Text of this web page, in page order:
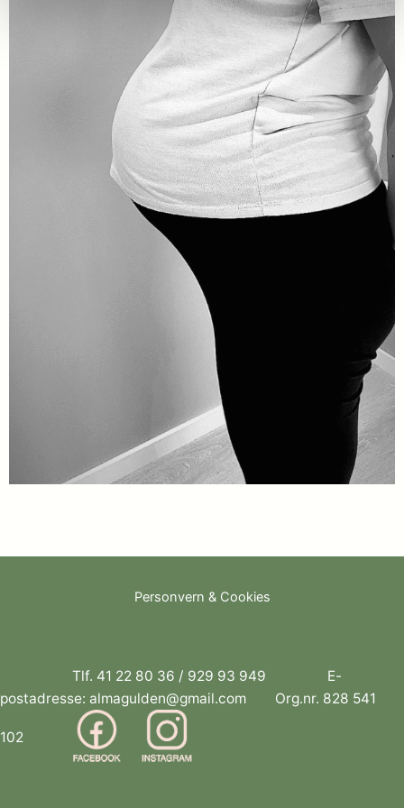
Personvern & Cookies
Tlf. 41 22 80 36 / 929 93 949 E-
postadresse: almagulden@gmail.com Org.nr. 828 541
102